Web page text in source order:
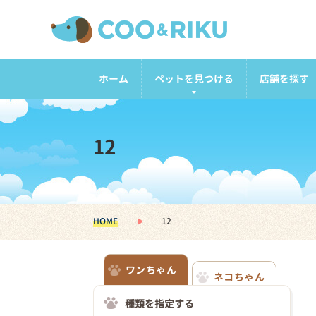
ホーム ペットを見つける 店舗を探す
12
HOME 12
ワンちゃん
ネコちゃん
種類を指定する